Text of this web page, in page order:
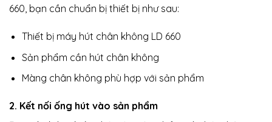
660, bạn cần chuẩn bị thiết bị như sau:
Thiết bị máy hút chân không LD 660
Sản phẩm cần hút chân không
Màng chân không phù hợp với sản phẩm
2. Kết nối ống hút vào sản phẩm